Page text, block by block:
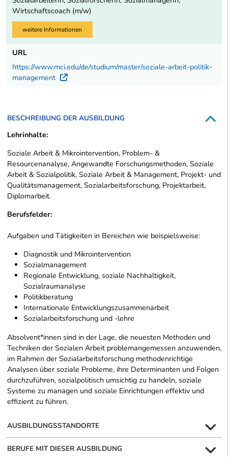
Wirtschaftscoach (m/w)
weitere Informationen
URL
https://www.mci.edu/de/studium/master/soziale-arbeit-politik-
management
Externer Link
BESCHREIBUNG DER AUSBILDUNG
Lehrinhalte:
Soziale Arbeit & Mikrointervention, Problem- &
Resourcenanalyse, Angewandte Forschungsmethoden, Soziale
Arbeit & Sozialpolitik, Soziale Arbeit & Management, Projekt- und
Qualitätsmanagement, Sozialarbeitsforschung, Projektarbeit,
Diplomarbeit.
Berufsfelder:
Aufgaben und Tätigkeiten in Bereichen wie beispielsweise:
Diagnostik und Mikrointervention
Sozialmanagement
Regionale Entwicklung, soziale Nachhaltigkeit,
Sozialraumanalyse
Politikberatung
Internationale Entwicklungszusammenarbeit
Sozialarbeitsforschung und -lehre
Absolvent*innen sind in der Lage, die neuesten Methoden und
Techniken der Sozialen Arbeit problemangemessen anzuwenden,
im Rahmen der Sozialarbeitsforschung methodenrichtige
Analysen über soziale Probleme, ihre Determinanten und Folgen
durchzuführen, sozialpolitisch umsichtig zu handeln, soziale
Systeme zu managen und soziale Einrichtungen effektiv und
effizient zu führen.
AUSBILDUNGSSTANDORTE
BERUFE MIT DIESER AUSBILDUNG